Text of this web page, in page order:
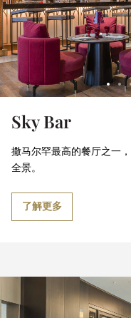
Sky Bar
撒马尔罕最高的餐厅之一
全景。
了解更多